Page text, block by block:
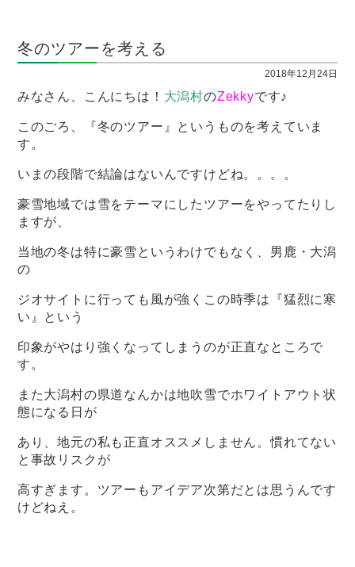
冬のツアーを考える
2018年12月24日
みなさん、こんにちは！ 大潟村のZekkyです♪
このごろ、『冬のツアー』というものを考えていま
す。
いまの段階で結論はないんですけどね。。。。
豪雪地域では雪をテーマにしたツアーをやってたりし
ますが、
当地の冬は特に豪雪というわけでもなく、男鹿・大潟
の
ジオサイトに行っても風が強くこの時季は『猛烈に寒
い』という
印象がやはり強くなってしまうのが正直なところで
す。
また大潟村の県道なんかは地吹雪でホワイトアウト状
態になる日が
あり、地元の私も正直オススメしません。慣れてない
と事故リスクが
高すぎます。ツアーもアイデア次第だとは思うんです
けどねえ。